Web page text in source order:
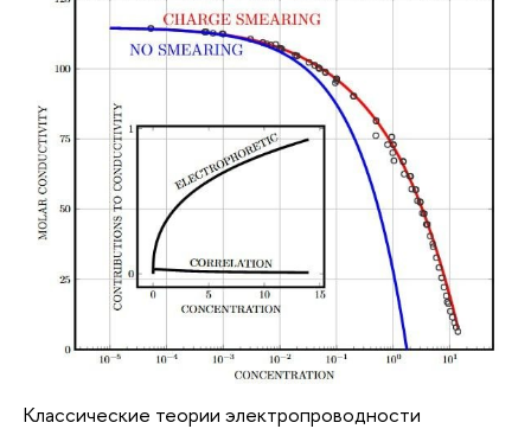
Классические теории электропроводности